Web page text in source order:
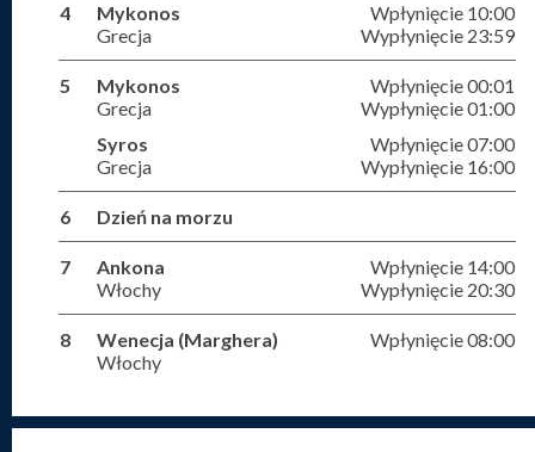
4
Mykonos
Grecja
Wpłynięcie 10:00
Wypłynięcie 23:59
5
Mykonos
Grecja
Wpłynięcie 00:01
Wypłynięcie 01:00
Syros
Grecja
Wpłynięcie 07:00
Wypłynięcie 16:00
6 Dzień na morzu
7
Ankona
Włochy
Wpłynięcie 14:00
Wypłynięcie 20:30
8
Wenecja (Marghera)
Włochy
Wpłynięcie 08:00